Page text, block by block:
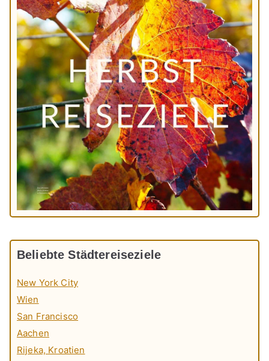
Beliebte Städtereiseziele
New York City
Wien
San Francisco
Aachen
Rijeka, Kroatien